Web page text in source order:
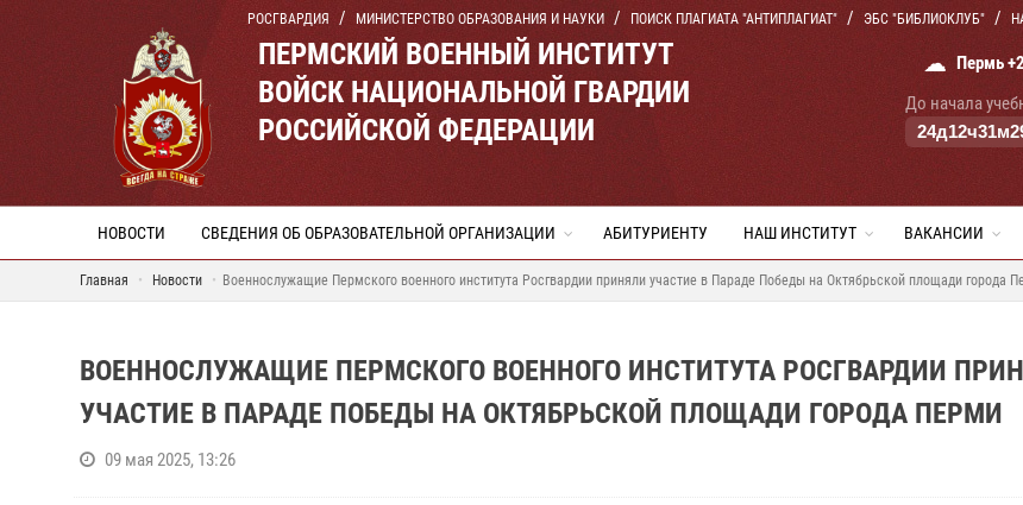
РОСГВАРДИЯ МИНИСТЕРСТВО ОБРАЗОВАНИЯ И НАУКИ ПОИСК ПЛАГИАТА "АНТИПЛАГИАТ" ЭБС "БИБЛИОКЛУБ"
ПЕРМСКИЙ ВОЕННЫЙ ИНСТИТУТ
ВОЙСК НАЦИОНАЛЬНОЙ ГВАРДИИ
РОССИЙСКОЙ ФЕДЕРАЦИИ
☁ Пермь
До начала
24д12ч31м
НОВОСТИ СВЕДЕНИЯ ОБ ОБРАЗОВАТЕЛЬНОЙ ОРГАНИЗАЦИИ АБИТУРИЕНТУ НАШ ИНСТИТУТ ВАКАНСИИ
Главная Новости Военнослужащие Пермского военного института Росгвардии приняли участие в Параде Победы на Октябрьской площади города
ВОЕННОСЛУЖАЩИЕ ПЕРМСКОГО ВОЕННОГО ИНСТИТУТА РОСГВАРДИИ
УЧАСТИЕ В ПАРАДЕ ПОБЕДЫ НА ОКТЯБРЬСКОЙ ПЛОЩАДИ ГОРОДА ПЕРМИ
09 мая 2025, 13:26